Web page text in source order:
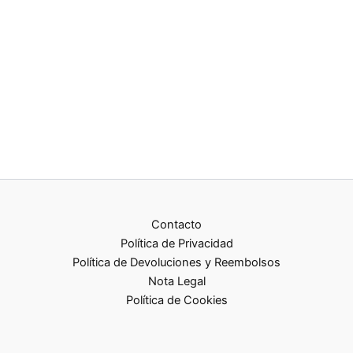
Contacto
Política de Privacidad
Política de Devoluciones y Reembolsos
Nota Legal
Política de Cookies